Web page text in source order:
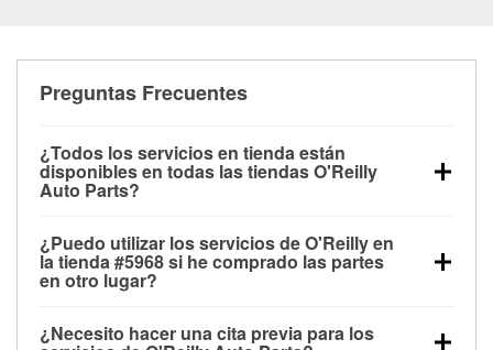
Preguntas Frecuentes
¿Todos los servicios en tienda están
disponibles en todas las tiendas O'Reilly
Auto Parts?
las pruebas de batería, pruebas de alternador y
motor de arranque, revisión de la luz “Check Engine”
con O'Reilly VeriScan® e instalación de
limpiaparabrisas o bombillas, están disponibles en
¿Puedo utilizar los servicios de O'Reilly en
la tienda #5968 si he comprado las partes
en otro lugar?
de O'Reilly Auto Parts que estén disponibles en la
¿Necesito hacer una cita previa para los